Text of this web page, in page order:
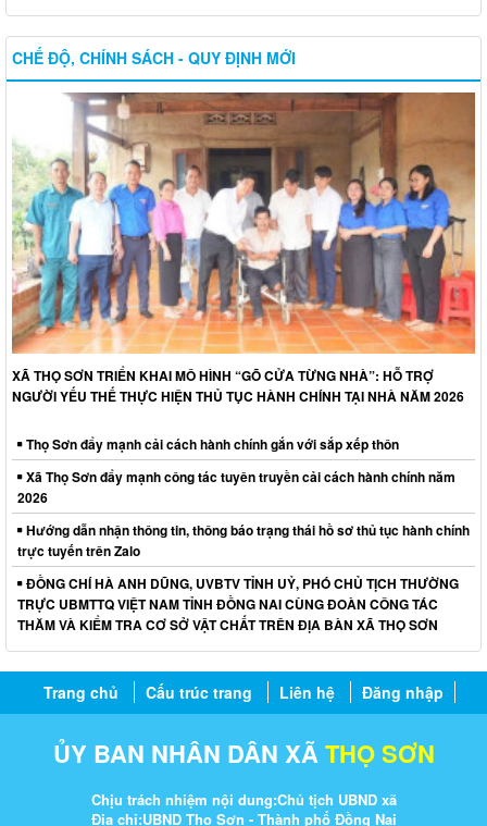
CHẾ ĐỘ, CHÍNH SÁCH - QUY ĐỊNH MỚI
XÃ THỌ SƠN TRIỂN KHAI MÔ HÌNH “GÕ CỬA TỪNG NHÀ”: HỖ TRỢ
NGƯỜI YẾU THẾ THỰC HIỆN THỦ TỤC HÀNH CHÍNH TẠI NHÀ NĂM 2026
Thọ Sơn đẩy mạnh cải cách hành chính gắn với sắp xếp thôn
Xã Thọ Sơn đẩy mạnh công tác tuyên truyền cải cách hành chính năm
2026
Hướng dẫn nhận thông tin, thông báo trạng thái hồ sơ thủ tục hành chính
trực tuyến trên Zalo
ĐỒNG CHÍ HÀ ANH DŨNG, UVBTV TỈNH UỶ, PHÓ CHỦ TỊCH THƯỜNG
TRỰC UBMTTQ VIỆT NAM TỈNH ĐỒNG NAI CÙNG ĐOÀN CÔNG TÁC
THĂM VÀ KIỂM TRA CƠ SỞ VẬT CHẤT TRÊN ĐỊA BÀN XÃ THỌ SƠN
Trang chủ Cấu trúc trang Liên hệ Đăng nhập
ỦY BAN NHÂN DÂN XÃTHỌ SƠN
Chịu trách nhiệm nội dung:Chủ tịch UBND xã
Địa chỉ:UBND Thọ Sơn - Thành phố Đồng Nai